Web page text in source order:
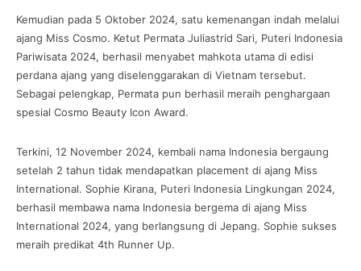
Kemudian pada 5 Oktober 2024, satu kemenangan indah melalui
ajang Miss Cosmo. Ketut Permata Juliastrid Sari, Puteri Indonesia
Pariwisata 2024, berhasil menyabet mahkota utama di edisi
perdana ajang yang diselenggarakan di Vietnam tersebut.
Sebagai pelengkap, Permata pun berhasil meraih penghargaan
spesial Cosmo Beauty Icon Award.
Terkini, 12 November 2024, kembali nama Indonesia bergaung
setelah 2 tahun tidak mendapatkan placement di ajang Miss
International. Sophie Kirana, Puteri Indonesia Lingkungan 2024,
berhasil membawa nama Indonesia bergema di ajang Miss
International 2024, yang berlangsung di Jepang. Sophie sukses
meraih predikat 4th Runner Up.